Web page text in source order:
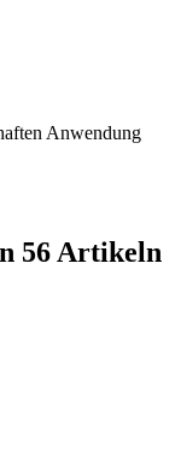
Anwendung
56 Artikeln